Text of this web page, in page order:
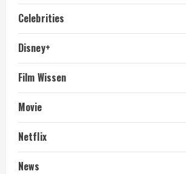
Celebrities
Disney+
Film Wissen
Movie
Netflix
News